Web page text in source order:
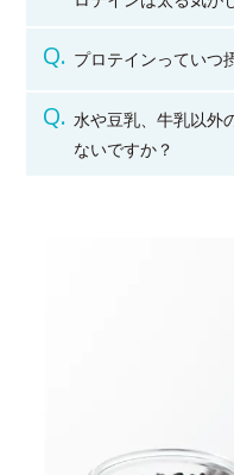
プロテインっていつ
水や豆乳、牛乳以外
ないですか？